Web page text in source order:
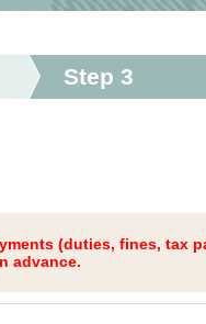
Step 3
(duties, fines, tax
advance.